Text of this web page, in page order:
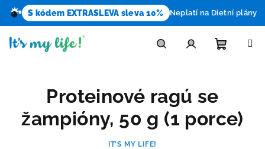
S kódem EXTRASLEVA sleva 10% Neplatí na Dietní plány
Proteinové ragú se
žampióny, 50 g (1 porce)
IT’S MY LIFE!